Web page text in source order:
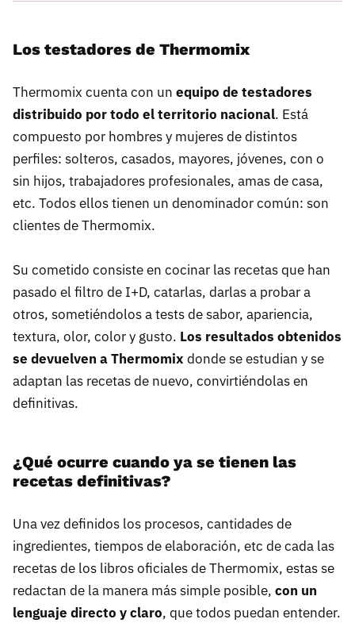
Los testadores de Thermomix
Thermomix cuenta con un equipo de testadores
distribuido por todo el territorio nacional. Está
compuesto por hombres y mujeres de distintos
perfiles: solteros, casados, mayores, jóvenes, con o
sin hijos, trabajadores profesionales, amas de casa,
etc. Todos ellos tienen un denominador común: son
clientes de Thermomix.
Su cometido consiste en cocinar las recetas que han
pasado el filtro de I+D, catarlas, darlas a probar a
otros, sometiéndolos a tests de sabor, apariencia,
textura, olor, color y gusto. Los resultados obtenidos
se devuelven a Thermomix donde se estudian y se
adaptan las recetas de nuevo, convirtiéndolas en
definitivas.
¿Qué ocurre cuando ya se tienen las
recetas definitivas?
Una vez definidos los procesos, cantidades de
ingredientes, tiempos de elaboración, etc de cada las
recetas de los libros oficiales de Thermomix, estas se
redactan de la manera más simple posible, con un
lenguaje directo y claro, que todos puedan entender.